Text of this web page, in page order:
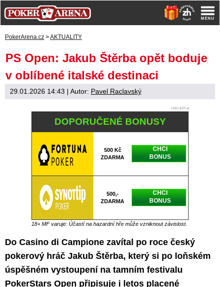
PokerArena.cz >AKTUALITY
PS Open: Jakub Štěrba opět boduje
v oblíbené italské destinaci
29.01.2026 14:43 | Autor: Pavel Raclavský
DOPORUČENÉ BONUSY
500 Kč
ZDARMA
CHCI
BONUS
500,-
ZDARMA
CHCI
BONUS
18+ MF varuje: Účastí na hazardní hře může vzniknout závislost.
Do Casino di Campione zavítal po roce český
pokerový hráč Jakub Štěrba, který si po loňském
úspěšném vystoupení na tamním festivalu
PokerStars Open připisuje i letos placené